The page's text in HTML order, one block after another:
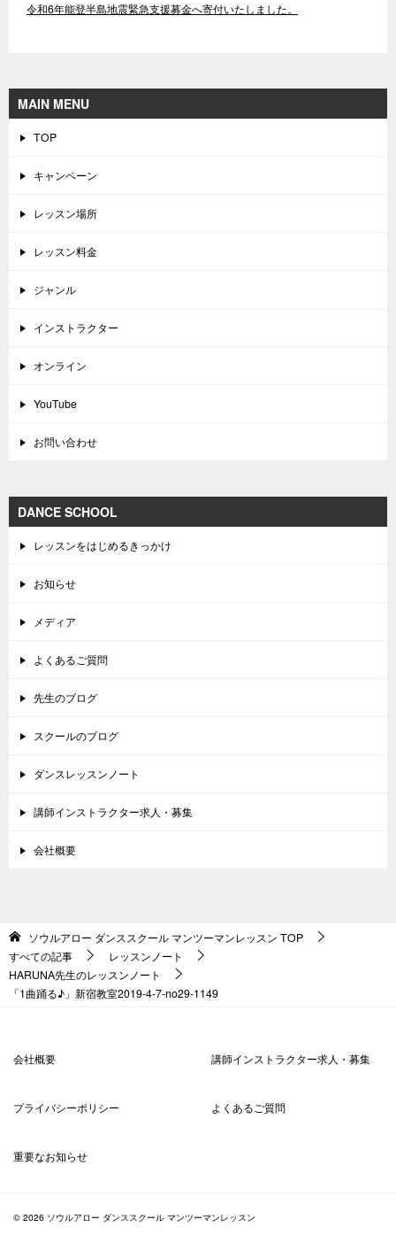
令和6年能登半島地震緊急支援募金へ寄付いたしました。
MAIN MENU
TOP
キャンペーン
レッスン場所
レッスン料金
ジャンル
インストラクター
オンライン
YouTube
お問い合わせ
DANCE SCHOOL
レッスンをはじめるきっかけ
お知らせ
メディア
よくあるご質問
先生のブログ
スクールのブログ
ダンスレッスンノート
講師インストラクター求人・募集
会社概要
ソウルアロー ダンススクール マンツーマンレッスン TOP
すべての記事
レッスンノート
HARUNA先生のレッスンノート
「1曲踊る♪」新宿教室2019-4-7-no29-1149
会社概要 講師インストラクター求人・募集
プライバシーポリシー よくあるご質問
重要なお知らせ
© 2026 ソウルアロー ダンススクール マンツーマンレッスン